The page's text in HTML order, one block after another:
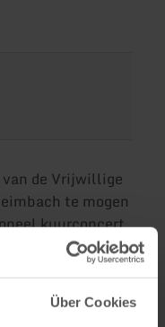
Über Cookies
van de Vrijwillige
te mogen
kuurconcert.
alle
erbij! We
is zoals